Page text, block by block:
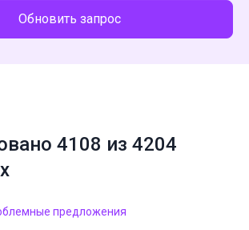
Обновить запрос
4108 из 4204
предложения